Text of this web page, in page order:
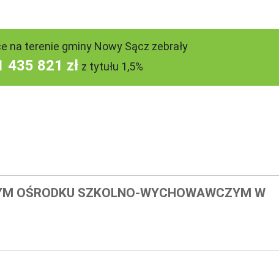
na terenie gminy Nowy Sącz zebrały
435 821 zł z tytułu 1,5%
OŚRODKU SZKOLNO-WYCHOWAWCZYM W